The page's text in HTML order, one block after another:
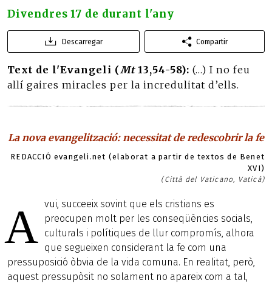
Divendres 17 de durant l'any
Descarregar Compartir
Text de l'Evangeli (Mt13,54-58): (…) I no feu
allí gaires miracles per la incredulitat d’ells.
La nova evangelització: necessitat de redescobrir la fe
REDACCIÓ evangeli.net (elaborat a partir de textos de Benet
XVI)
(Città del Vaticano, Vaticà)
A vui, succeeix sovint que els cristians es
preocupen molt per les conseqüències socials,
culturals i polítiques de llur compromís, alhora
que segueixen considerant la fe com una
pressuposició òbvia de la vida comuna. En realitat, però,
aquest pressupòsit no solament no apareix com a tal,